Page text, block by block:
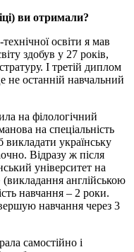
ви отримали?
освіти я мав
здобув у 27 років,
І третій диплом
не останній навчальний
на філологічний
на спеціальність
викладати українську
Відразу ж після
університет на
(викладання англійською
навчання – 2 роки.
навчання через 3
самостійно і